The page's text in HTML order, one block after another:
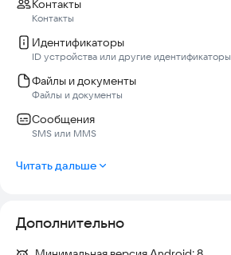
Контакты
Контакты
Идентификаторы
ID устройства или другие идентификаторы
Файлы и документы
Файлы и документы
Сообщения
SMS или MMS
Читать дальше
Дополнительно